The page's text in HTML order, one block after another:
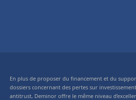
En plus de proposer du financement et du
dossiers concernant des pertes sur
antitrust, Deminor offre le même niveau